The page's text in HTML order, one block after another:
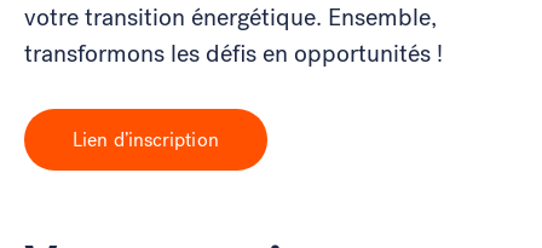
votre transition énergétique. Ensemble,
transformons les défis en opportunités !
Lien d’inscription